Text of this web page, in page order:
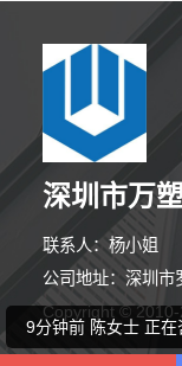
深圳市万
联系人：杨小姐
Copyright ©
9分钟前 刘女士 正在
9分钟前 胡女士 正
9分钟前 马先生 正
9分钟前 陈女士 正在